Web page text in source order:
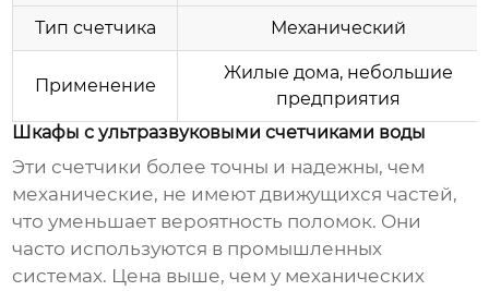
Тип счетчика Механический
Применение
Жилые дома, небольшие
предприятия
Шкафы с ультразвуковыми счетчиками воды
Эти счетчики более точны и надежны, чем
механические, не имеют движущихся частей,
что уменьшает вероятность поломок. Они
часто используются в промышленных
системах. Цена выше, чем у механических